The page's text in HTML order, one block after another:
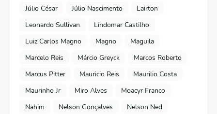
Júlio César
Júlio Nascimento
Lairton
Leonardo Sullivan
Lindomar Castilho
Luiz Carlos Magno
Magno
Maguila
Marcelo Reis
Márcio Greyck
Marcos Roberto
Marcus Pitter
Mauricio Reis
Maurilio Costa
Maurinho Jr
Miro Alves
Moacyr Franco
Nahim
Nelson Gonçalves
Nelson Ned